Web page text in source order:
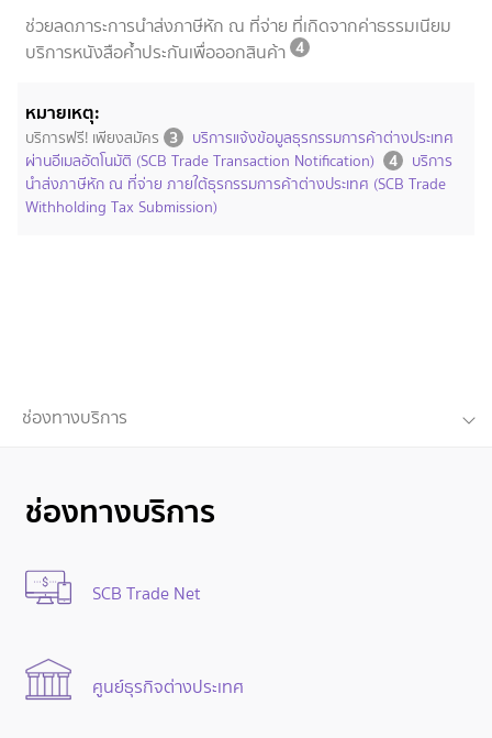
ช่วยลดภาระการนำส่งภาษีหัก ณ ที่จ่าย ที่เกิดจากค่าธรรมเนียม
บริการหนังสือค้ำประกันเพื่อออกสินค้า 4
หมายเหตุ:
บริการฟรี! เพียงสมัคร 3 บริการแจ้งข้อมูลธุรกรรมการค้าต่างประเทศ
ผ่านอีเมลอัตโนมัติ (SCB Trade Transaction Notification) 4 บริการ
นำส่งภาษีหัก ณ ที่จ่าย ภายใต้ธุรกรรมการค้าต่างประเทศ (SCB Trade
Withholding Tax Submission)
ช่องทางบริการ
ช่องทางบริการ
SCB Trade Net
ศูนย์ธุรกิจต่างประเทศ